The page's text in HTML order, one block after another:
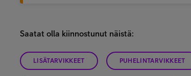
Saatat olla kiinnostunut näistä:
LISÄTARVIKKEET PUHELINTARVIKKEET